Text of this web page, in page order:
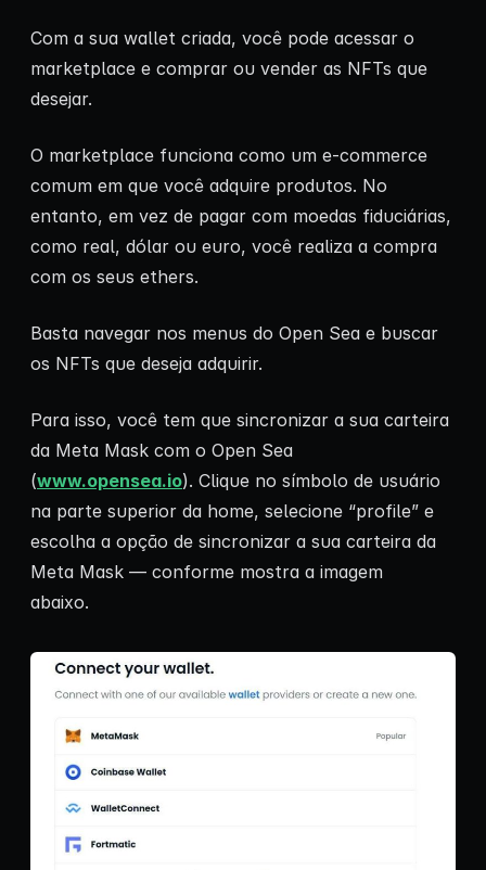
Com a sua wallet criada, você pode acessar o
marketplace e comprar ou vender as NFTs que
desejar.
O marketplace funciona como um e-commerce
comum em que você adquire produtos. No
entanto, em vez de pagar com moedas fiduciárias,
como real, dólar ou euro, você realiza a compra
com os seus ethers.
Basta navegar nos menus do Open Sea e buscar
os NFTs que deseja adquirir.
Para isso, você tem que sincronizar a sua carteira
da Meta Mask com o Open Sea
(www.opensea.io). Clique no símbolo de usuário
na parte superior da home, selecione “profile” e
escolha a opção de sincronizar a sua carteira da
Meta Mask — conforme mostra a imagem
abaixo.